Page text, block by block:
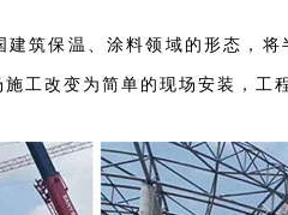
建筑保温、涂料领域的形态，
工改变为简单的现场安装，工